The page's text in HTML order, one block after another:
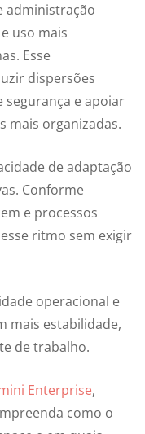
administração
uso mais
Esse
dispersões
segurança e apoiar
mais organizadas.
de adaptação
Conforme
e processos
ritmo sem exigir
operacional e
mais estabilidade,
de trabalho.
Enterprise,
como o